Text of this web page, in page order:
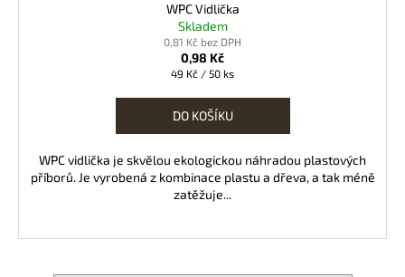
WPC Vidlička
Skladem
0,81 Kč bez DPH
0,98 Kč
Měrná
49 Kč / 50 ks
DO KOŠÍKU
WPC vidlička je skvělou ekologickou náhradou plastových
příborů. Je vyrobená z kombinace plastu a dřeva, a tak méně
zatěžuje...